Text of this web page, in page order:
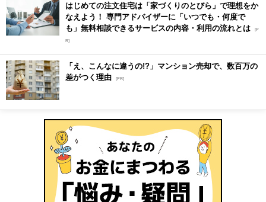
はじめての注文住宅は「家づくりのとびら」で理想をか
なえよう！ 専門アドバイザーに「いつでも・何度で
も」無料相談できるサービスの内容・利用の流れとは [P
R]
「え、こんなに違うの!?」マンション売却で、数百万の
差がつく理由 [PR]